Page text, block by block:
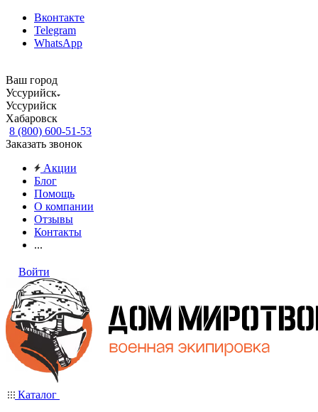
Вконтакте
Telegram
WhatsApp
Ваш город
Уссурийск
Уссурийск
Хабаровск
8 (800) 600-51-53
Заказать звонок
Акции
Блог
Помощь
О компании
Отзывы
Контакты
...
Войти
Каталог